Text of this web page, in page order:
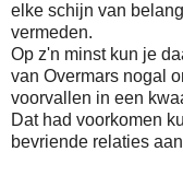
elke schijn van
vermeden.
Op z'n minst kun je
van Overmars nogal
voorvallen in een
Dat had voorkomen
bevriende relaties